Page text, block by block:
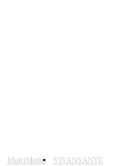
MultiMedia
VIVANSANTE